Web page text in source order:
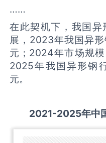
……
在此契机下，我国
展，2023年我国异
元；2024年市场规
2025年我国异形钢
元。
2021-2025年中